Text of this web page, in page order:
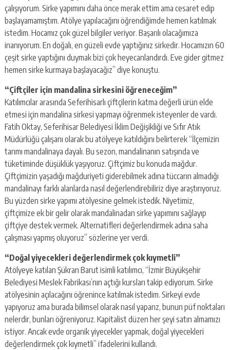
çalışıyorum. Sirke yapımını daha önce merak ettim ama cesaret edip
başlayamamıştım. Atölye yapılacağını öğrendiğimde hemen katılmak
istedim. Hocamız çok güzel bilgiler veriyor. Başarılı olacağımıza
inanıyorum. En doğalı, en güzeli evde yaptığınız sirkedir. Hocamızın 60
çeşit sirke yaptığını duymak bizi çok heyecanlandırdı. Eve gider gitmez
hemen sirke kurmaya başlayacağız” diye konuştu.
“Çiftçiler için mandalina sirkesini öğreneceğim”
Katılımcılar arasında Seferihisarlı çiftçilerin katma değerli ürün elde
etmesi için mandalina sirkesi yapmayı öğrenmek isteyenler de vardı.
Fatih Oktay, Seferihisar Belediyesi İklim Değişikliği ve Sıfır Atık
Müdürlüğü çalışanı olarak bu atölyeye katıldığını belirterek “İlçemizin
tarımı mandalinaya dayalı. Bu sezon, mandalinanın satışında ve
tüketiminde düşüklük yaşıyoruz. Çiftçimiz bu konuda mağdur.
Çiftçimizin yaşadığı mağduriyeti giderebilmek adına tüccarın almadığı
mandalinayı farklı alanlarda nasıl değerlendirebiliriz diye araştırıyoruz.
Bu yüzden sirke yapımı atölyesine gelmek istedik. Niyetimiz,
çiftçimize ek bir gelir olarak mandalinadan sirke yapımını sağlayıp
çiftçiye destek vermek. Alternatifleri değerlendirmek adına saha
çalışması yapmış oluyoruz” sözlerine yer verdi.
“Doğal yiyecekleri değerlendirmek çok kıymetli”
Atölyeye katılan Şükran Barut isimli katılımcı, “İzmir Büyükşehir
Belediyesi Meslek Fabrikası’nın açtığı kursları takip ediyorum. Sirke
atölyesinin açılacağını öğrenince katılmak istedim. Sirkeyi evde
yapıyoruz ama burada bilimsel olarak nasıl yaparız, bunun püf noktaları
nelerdir, bunları öğreniyoruz. Kapitalist düzen her şeyi satın almamızı
istiyor. Ancak evde organik yiyecekler yapmak, doğal yiyecekleri
değerlendirmek çok kıymetli” ifadelerini kullandı.